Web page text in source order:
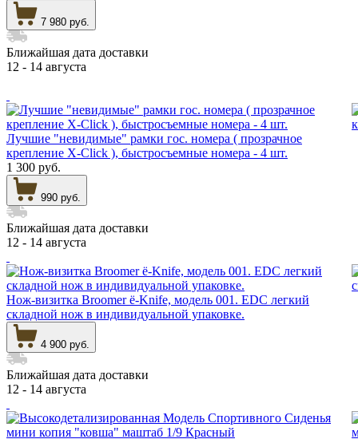
7 980 руб.
Ближайшая дата доставки
12 - 14 августа
Лучшие "невидимые" рамки гос. номера ( прозрачное
крепление X-Click ), быстросъемные номера - 4 шт.
1 300 руб.
990 руб.
Ближайшая дата доставки
12 - 14 августа
Нож-визитка Broomer ё-Knife, модель 001. EDC легкий
складной нож в индивидуальной упаковке.
4 900 руб.
Ближайшая дата доставки
12 - 14 августа